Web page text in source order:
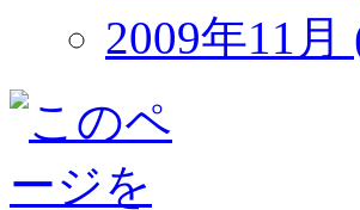
2009年11月